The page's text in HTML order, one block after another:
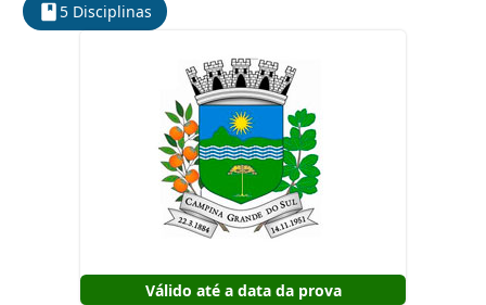
5 Disciplinas
Válido até a data da prova